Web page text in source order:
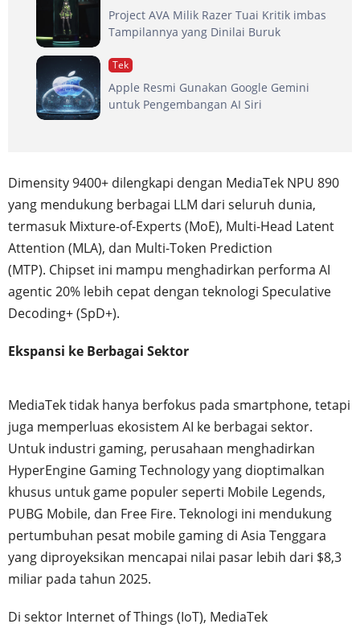
Project AVA Milik Razer Tuai Kritik imbas
Tampilannya yang Dinilai Buruk
Tek
Apple Resmi Gunakan Google Gemini
untuk Pengembangan AI Siri
Dimensity 9400+ dilengkapi dengan MediaTek NPU 890
yang mendukung berbagai LLM dari seluruh dunia,
termasuk Mixture-of-Experts (MoE), Multi-Head Latent
Attention (MLA), dan Multi-Token Prediction
(MTP). Chipset ini mampu menghadirkan performa AI
agentic 20% lebih cepat dengan teknologi Speculative
Decoding+ (SpD+).
Ekspansi ke Berbagai Sektor
MediaTek tidak hanya berfokus pada smartphone, tetapi
juga memperluas ekosistem AI ke berbagai sektor.
Untuk industri gaming, perusahaan menghadirkan
HyperEngine Gaming Technology yang dioptimalkan
khusus untuk game populer seperti Mobile Legends,
PUBG Mobile, dan Free Fire. Teknologi ini mendukung
pertumbuhan pesat mobile gaming di Asia Tenggara
yang diproyeksikan mencapai nilai pasar lebih dari $8,3
miliar pada tahun 2025.
Di sektor Internet of Things (IoT), MediaTek